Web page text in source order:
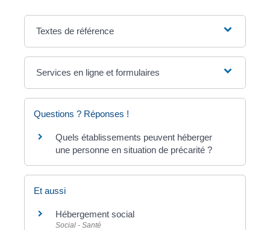
Textes de référence
Services en ligne et formulaires
Questions ? Réponses !
Quels établissements peuvent héberger
une personne en situation de précarité ?
Et aussi
Hébergement social
Social - Santé